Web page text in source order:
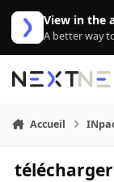
Aller au contenu
View in the
A better way
Accueil
télécharger